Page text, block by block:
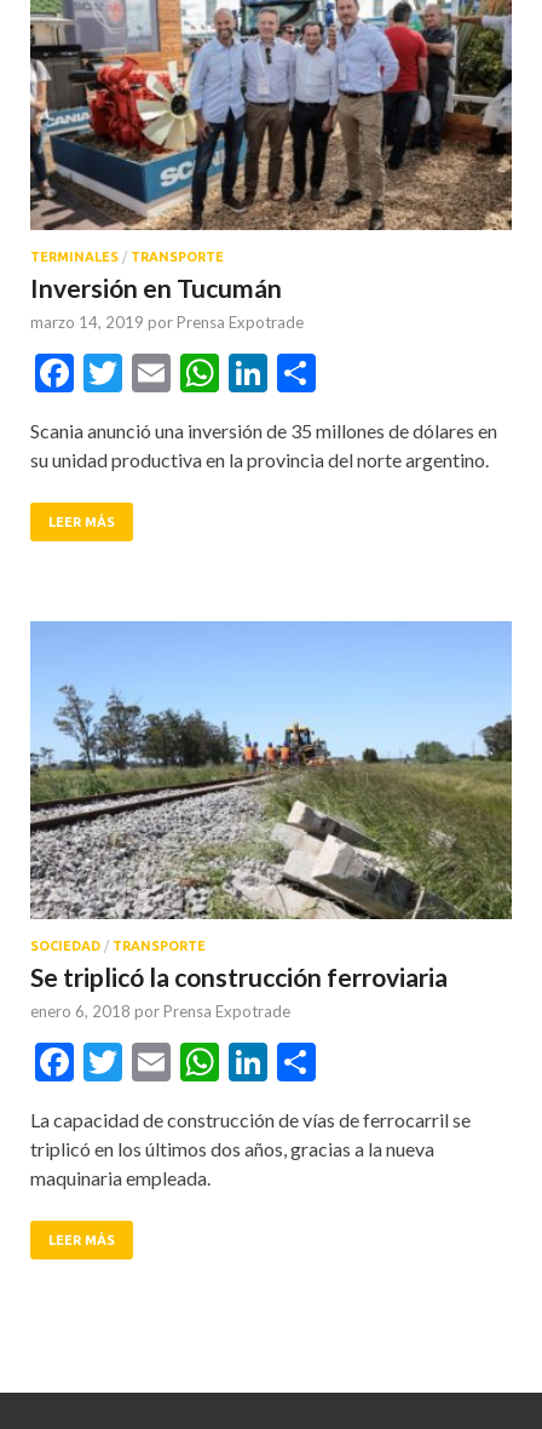
TERMINALES / TRANSPORTE
Inversión en Tucumán
marzo 14, 2019 por Prensa Expotrade
Facebook
Twitter
EmailWhatsApp
LinkedIn
Scania anunció una inversión de 35 millones de dólares en
su unidad productiva en la provincia del norte argentino.
LEER MÁS
SOCIEDAD / TRANSPORTE
Se triplicó la construcción ferroviaria
enero 6, 2018 por Prensa Expotrade
Facebook
Twitter
EmailWhatsApp
LinkedIn
La capacidad de construcción de vías de ferrocarril se
triplicó en los últimos dos años, gracias a la nueva
maquinaria empleada.
LEER MÁS